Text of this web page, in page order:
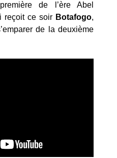
de l’ère Abel
reçoit ce soir Botafogo,
de la deuxième